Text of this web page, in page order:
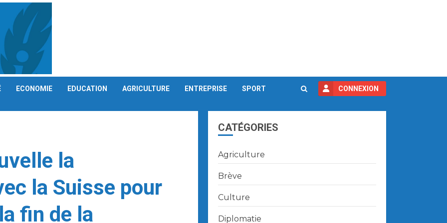
ECONOMIE EDUCATION AGRICULTURE ENTREPRISE SPORT CONNEXION
la
la Suisse pour
fin de la
CATÉGORIES
Agriculture
Brève
Culture
Diplomatie